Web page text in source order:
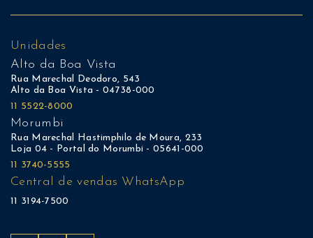
Unidades
Alto da Boa Vista
Rua Marechal Deodoro, 543
Alto da Boa Vista - 04738-000
11 5522-8000
Morumbi
Rua Marechal Hastimphilo de Moura, 233
Loja 04 - Portal do Morumbi - 05641-000
11 3740-5555
Central de vendas WhatsApp
11 3194-7500